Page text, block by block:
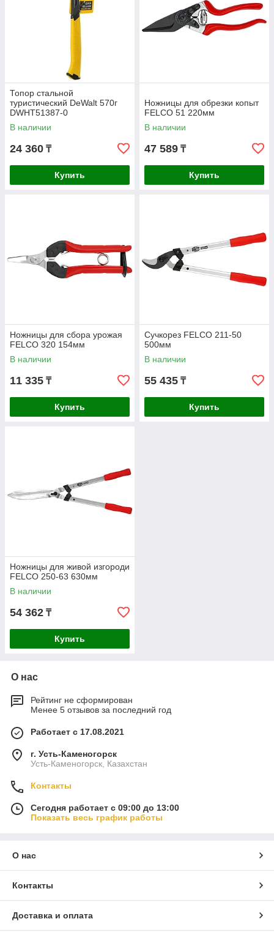
Топор стальной
туристический DeWalt 570г
DWHT51387-0
В наличии
24 360 ₸
Купить
Ножницы для обрезки копыт
FELCO 51 220мм
В наличии
47 589 ₸
Купить
Ножницы для сбора урожая
FELCO 320 154мм
В наличии
11 335 ₸
Купить
Сучкорез FELCO 211-50
500мм
В наличии
55 435 ₸
Купить
Ножницы для живой изгороди
FELCO 250-63 630мм
В наличии
54 362 ₸
Купить
О нас
Рейтинг не сформирован
Менее 5 отзывов за последний год
Работает с 17.08.2021
г. Усть-Каменогорск
Усть-Каменогорск, Казахстан
Контакты
Сегодня работает с 09:00 до 13:00
Показать весь график работы
О нас
Контакты
Доставка и оплата